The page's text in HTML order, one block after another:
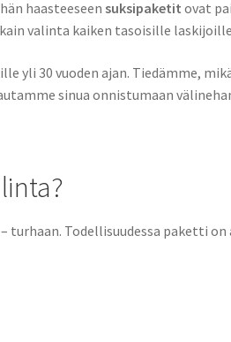
haasteeseen suksipaketit ovat
valinta kaiken tasoisille
yli 30 vuoden ajan. Tiedämme,
sinua onnistumaan
Todellisuudessa paketti